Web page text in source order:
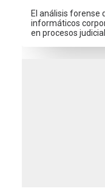
El análisis forense
informáticos
en procesos